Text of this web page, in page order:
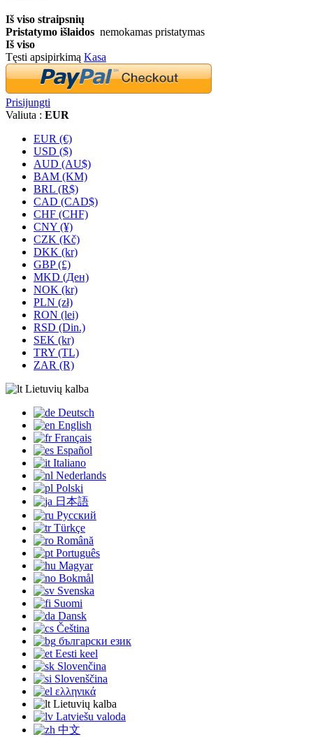
Iš viso straipsnių
Pristatymo išlaidos nemokamas pristatymas
Iš viso
Tęsti apsipirkimą Kasa
Prisijungti
Valiuta : EUR
EUR (€)
USD ($)
AUD (AU$)
BAM (KM)
BRL (R$)
CAD (CAD$)
CHF (CHF)
CNY (¥)
CZK (Kč)
DKK (kr)
GBP (£)
MKD (Ден)
NOK (kr)
PLN (zł)
RON (lei)
RSD (Din.)
SEK (kr)
TRY (TL)
ZAR (R)
Lietuvių kalba
Deutsch
English
Français
Español
Italiano
Nederlands
Polski
日本語
Русский
Türkçe
Română
Português
Magyar
Bokmål
Svenska
Suomi
Dansk
Čeština
български език
Eesti keel
Slovenčina
Slovenščina
ελληνικά
Lietuvių kalba
Latviešu valoda
中文